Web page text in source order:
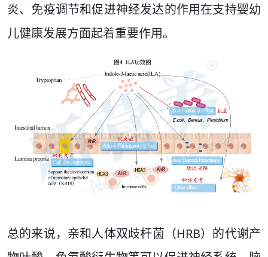
炎、免疫调节和促进神经发达的作用在支持婴幼
儿健康发展方面起着重要作用。
总的来说，亲和人体双歧杆菌（HRB）的代谢产